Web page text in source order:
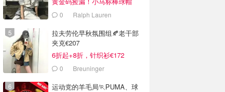
€280 Ralph Lauren
拉夫劳伦早秋氛围组🍂老干部
夹克€207
6折起+8折，针织衫€172
0 Breuninger
运动党的羊毛局🏃PUMA、球